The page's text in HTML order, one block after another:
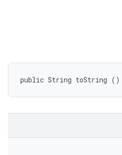
public String toString ()